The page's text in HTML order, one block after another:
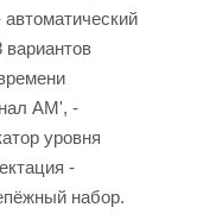
AM', -
уровня
-
набор.